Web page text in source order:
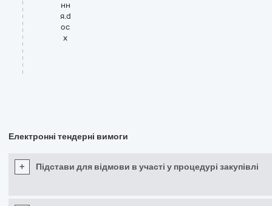
нн
я.d
oc
x
Електронні тендерні вимоги
+ Підстави для відмови в участі у процедурі закупівлі